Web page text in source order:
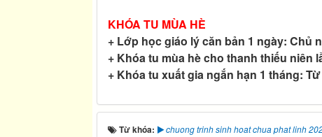
KHÓA TU MÙA HÈ
+ Lớp học giáo lý căn bản 1 ngày: Chủ
+ Khóa tu mùa hè cho thanh thiếu niên
+ Khóa tu xuất gia ngắn hạn 1 tháng:
Từ khóa: chuong trinh sinh hoat chua phat linh